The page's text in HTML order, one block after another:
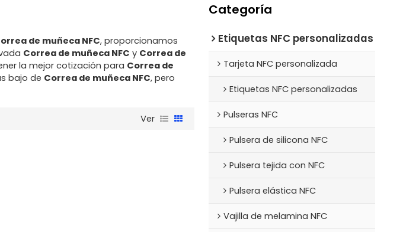
de muñeca NFC, proporcionamos
Correa de muñeca NFC y Correa de
la mejor cotización para Correa de
bajo de Correa de muñeca NFC, pero
Ver
Categoría
Etiquetas NFC personalizadas
Tarjeta NFC personalizada
Etiquetas NFC personalizadas
Pulseras NFC
Pulsera de silicona NFC
Pulsera tejida con NFC
Pulsera elástica NFC
Vajilla de melamina NFC